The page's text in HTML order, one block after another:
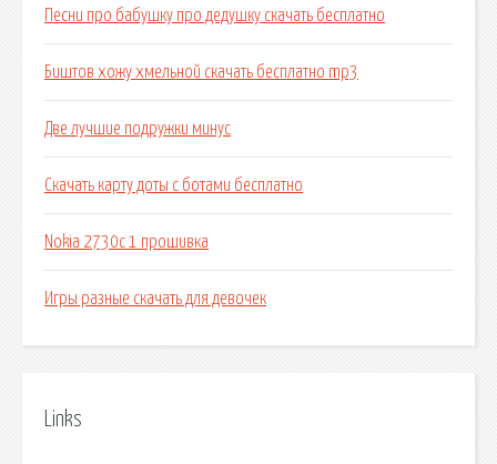
Песни про бабушку про дедушку скачать бесплатно
Биштов хожу хмельной скачать бесплатно mp3
Две лучшие подружки минус
Скачать карту доты с ботами бесплатно
Nokia 2730c 1 прошивка
Игры разные скачать для девочек
Links